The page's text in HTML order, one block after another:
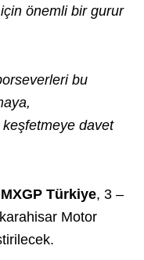
önemli bir gurur
bu
keşfetmeye davet
MXGP Türkiye, 3 –
Motor